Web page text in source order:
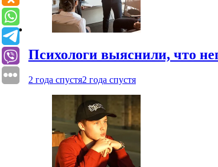
Психологи выяснили, что
2 года спустя2 года спустя